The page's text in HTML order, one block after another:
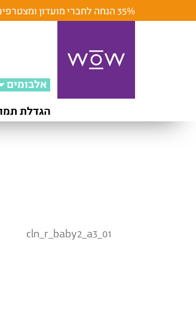
35% הנחה לחברי מועדון ומצטרפים חדשים |
אלבומים
הגדלת
cln_r_baby2_a3_01